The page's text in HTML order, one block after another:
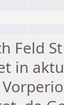
Feld
in